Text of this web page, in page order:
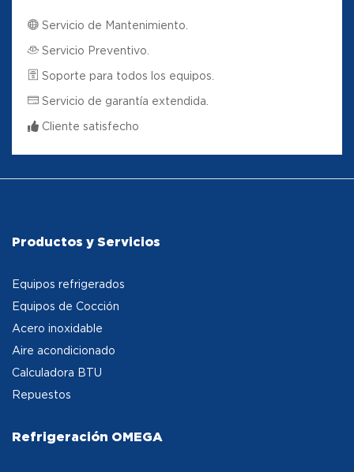
Servicio de Mantenimiento.
Servicio Preventivo.
Soporte para todos los equipos.
Servicio de garantía extendida.
Cliente satisfecho
Productos y Servicios
Equipos refrigerados
Equipos de Cocción
Acero inoxidable
Aire acondicionado
Calculadora BTU
Repuestos
Refrigeración OMEGA